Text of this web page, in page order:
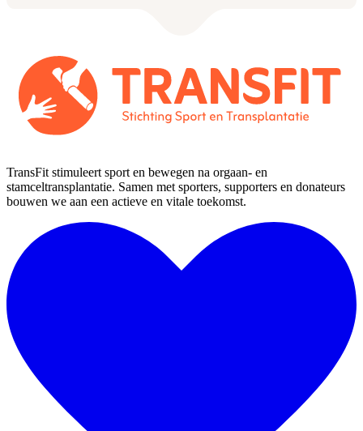
TransFit stimuleert sport en bewegen na orgaan- en
stamceltransplantatie. Samen met sporters, supporters en donateurs
bouwen we aan een actieve en vitale toekomst.